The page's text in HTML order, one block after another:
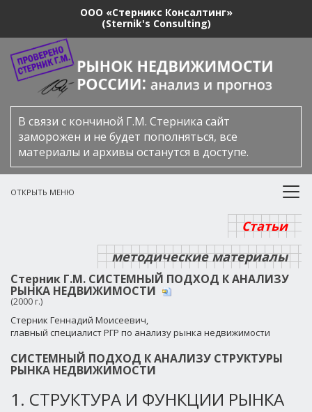
ООО «Стерникс Консалтинг»
(Sternik's Consulting)
В связи с кончиной Г.М. Стерника сайт
заморожен и не будет пополняться, все
материалы и архивы останутся в доступе.
ОТКРЫТЬ МЕНЮ
Статьи
методические материалы
Стерник Г.М. СИСТЕМНЫЙ ПОДХОД К АНАЛИЗУ
РЫНКА НЕДВИЖИМОСТИ
(2000 г.)
Стерник Геннадий Моисеевич,
главный специалист РГР по анализу рынка недвижимости
СИСТЕМНЫЙ ПОДХОД К АНАЛИЗУ СТРУКТУРЫ
РЫНКА НЕДВИЖИМОСТИ
1. СТРУКТУРА И ФУНКЦИИ РЫНКА